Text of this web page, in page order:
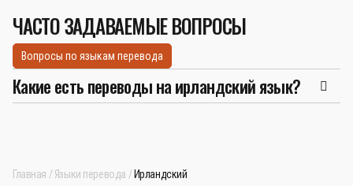
ЧАСТО ЗАДАВАЕМЫЕ ВОПРОСЫ
Вопросы по языкам перевода
Какие есть переводы на ирландский язык?
Главная Языки перевода Ирландский